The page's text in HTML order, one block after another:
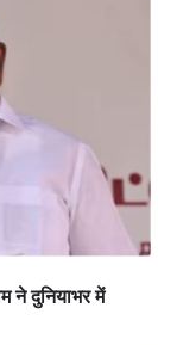
ने दुनियाभर में